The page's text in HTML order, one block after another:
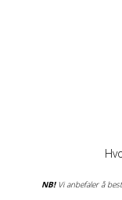
NB!Vi anbefaler å